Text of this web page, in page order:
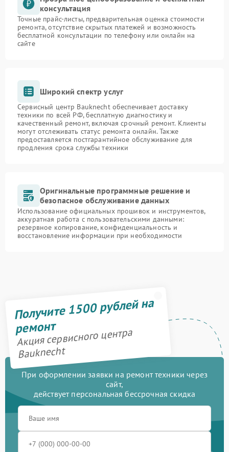
консультация
Точные прайс-листы, предварительная оценка стоимости
ремонта, отсутствие скрытых платежей и возможность
бесплатной консультации по телефону или онлайн на
сайте
Широкий спектр услуг
Сервисный центр Bauknecht обеспечивает доставку
техники по всей РФ, бесплатную диагностику и
качественный ремонт, включая срочный ремонт. Клиенты
могут отслеживать статус ремонта онлайн. Также
предоставляется постгарантийное обслуживание для
продления срока службы техники
Оригинальные программные решение и
безопасное обслуживание данных
Использование официальных прошивок и инструментов,
аккуратная работа с пользовательскими данными:
резервное копирование, конфиденциальность и
восстановление информации при необходимости
Получите 1500 рублей на
ремонт
Акция сервисного центра
Bauknecht
При оформлении заявки на ремонт техники через
сайт,
действует персональная бессрочная скидка